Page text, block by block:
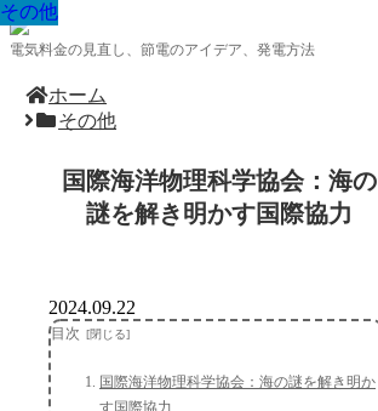
電気料金の見直し、節電のアイデア、発電方法
ホーム
その他
国際海洋物理科学協会：海の
謎を解き明かす国際協力
その他
2024.09.22
目次
国際海洋物理科学協会：海の謎を解き明か
す国際協力
その他
その他
その他
その他
その他
その他
その他
その他